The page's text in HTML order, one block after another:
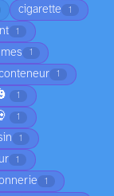
cigarette 1
1
1
1
1
1
1
1
1